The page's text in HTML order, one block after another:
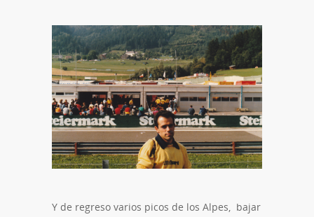
Y de regreso varios picos de los Alpes, bajar